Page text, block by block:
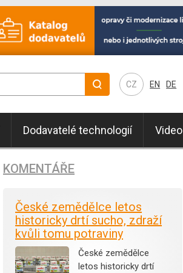
CZ EN DE
Dodavatelé technologií Video
KOMENTÁŘE
České zemědělce letos
historicky drtí sucho, zdraží
kvůli tomu potraviny
České zemědělce
letos historicky drtí